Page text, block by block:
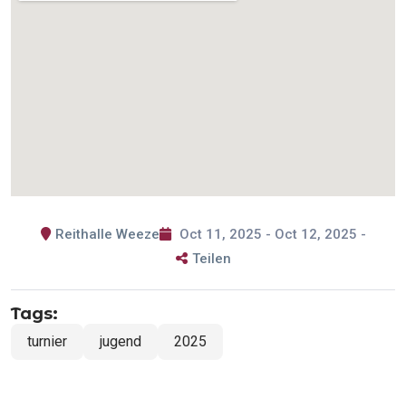
Reithalle Weeze
Oct 11, 2025 - Oct 12, 2025 -
Teilen
Tags:
turnier jugend 2025